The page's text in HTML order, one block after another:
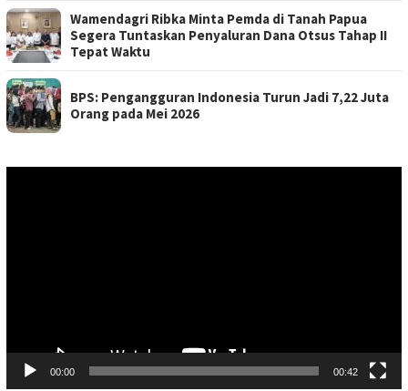
Wamendagri Ribka Minta Pemda di Tanah Papua
Segera Tuntaskan Penyaluran Dana Otsus Tahap II
Tepat Waktu
BPS: Pengangguran Indonesia Turun Jadi 7,22 Juta
Orang pada Mei 2026
00:00 00:42